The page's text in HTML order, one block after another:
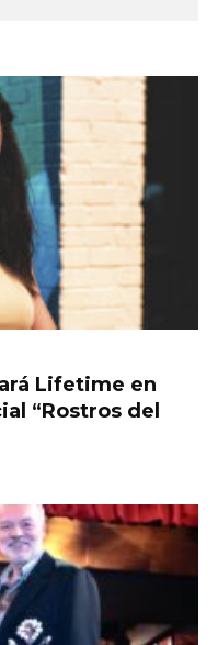
Lifetime en
“Rostros del